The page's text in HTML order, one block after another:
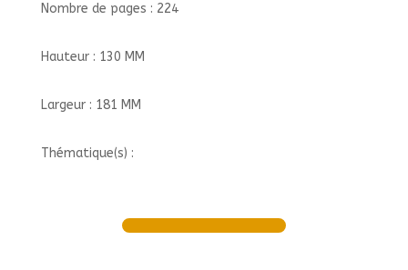
Nombre de pages : 224
Hauteur : 130 MM
Largeur : 181 MM
Thématique(s) :